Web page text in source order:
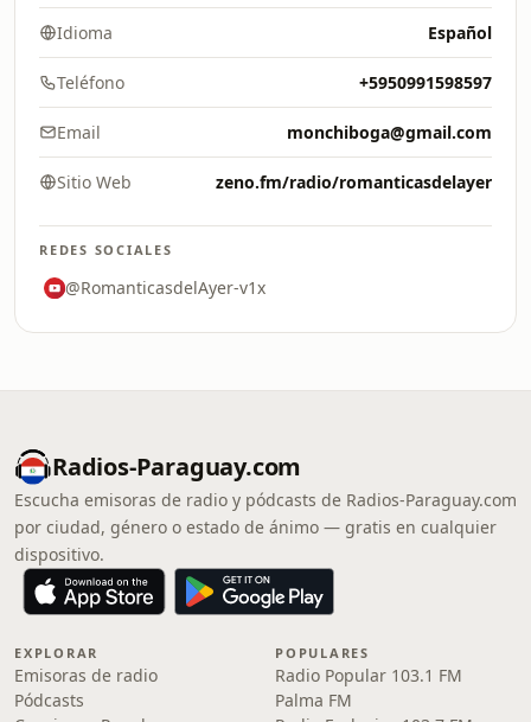
Idioma Español
Teléfono +5950991598597
Email monchiboga@gmail.com
Sitio Web zeno.fm/radio/romanticasdelayer
REDES SOCIALES
@RomanticasdelAyer-v1x
Radios-Paraguay.com
Escucha emisoras de radio y pódcasts de Radios-Paraguay.com
por ciudad, género o estado de ánimo — gratis en cualquier
dispositivo.
EXPLORAR
Emisoras de radio
Pódcasts
POPULARES
Radio Popular 103.1 FM
Palma FM